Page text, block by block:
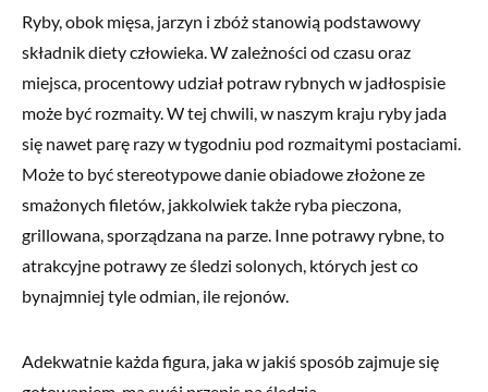
Ryby, obok mięsa, jarzyn i zbóż stanowią podstawowy
składnik diety człowieka. W zależności od czasu oraz
miejsca, procentowy udział potraw rybnych w jadłospisie
może być rozmaity. W tej chwili, w naszym kraju ryby jada
się nawet parę razy w tygodniu pod rozmaitymi postaciami.
Może to być stereotypowe danie obiadowe złożone ze
smażonych filetów, jakkolwiek także ryba pieczona,
grillowana, sporządzana na parze. Inne potrawy rybne, to
atrakcyjne potrawy ze śledzi solonych, których jest co
bynajmniej tyle odmian, ile rejonów.
Adekwatnie każda figura, jaka w jakiś sposób zajmuje się